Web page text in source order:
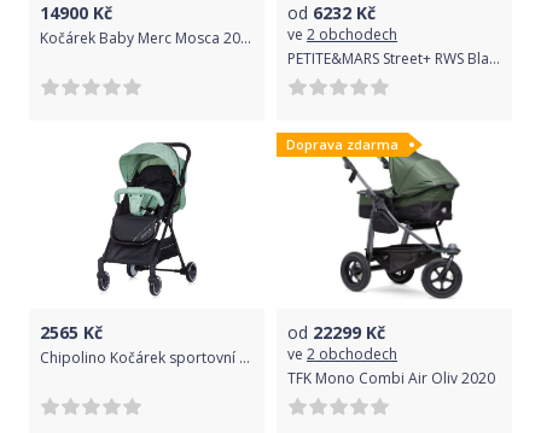
14900 Kč
Kočárek Baby Merc Mosca 2020 trojkombinace s autosedačkou MO/MO03/B
od 6232 Kč
ve 2 obchodech
PETITE&MARS Street+ RWS Black Complete 2022 Mature Olive
2565 Kč
Chipolino Kočárek sportovní Clarice Avocado
Doprava zdarma
od 22299 Kč
ve 2 obchodech
TFK Mono Combi Air Oliv 2020